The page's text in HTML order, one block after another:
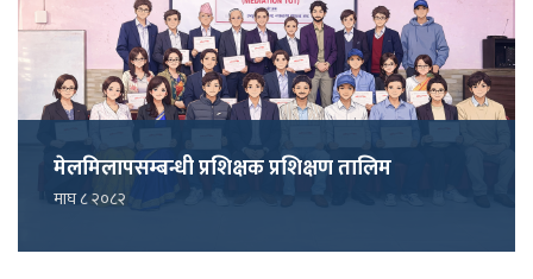
मेलमिलापसम्बन्धी प्रशिक्षक प्रशिक्षण तालिम
माघ ८ २०८२